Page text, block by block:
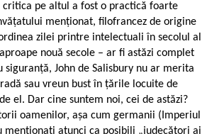
critica pe altul a fost o practică foarte
menționat, filofrancez de origine
zilei printre intelectuali în secolul al
nouă secole – ar fi astăzi complet
siguranță, John de Salisbury nu ar merita
sau vreun bust în țările locuite de
el. Dar cine suntem noi, cei de astăzi?
oamenilor, așa cum germanii (Imperiul
menționați atunci ca posibili „judecători ai